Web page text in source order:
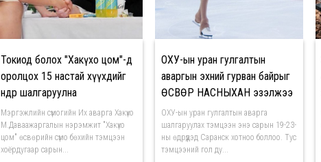
Токиод болох "Хакүхо цом"-д
оролцох 15 настай хүүхдийг
өнөөдөр шалгаруулна
Мэргэжлийн сүмогийн Их аварга Хакүхо
М.Даваажаргалын нэрэмжит "Хакүхо
цом" өсвөрийн сүмо бөхийн тэмцээн
хоёрдугаар сарын...
ОХУ-ын уран гулгалтын
аваргын эхний гурван байрыг
ӨСВӨР НАСНЫХАН эзэлжээ
ОХУ-ын уран гулгалтын аварга
шалгаруулах тэмцээн энэ сарын 19-23-
ны өдрүүдэд Саранск хотноо боллоо. Тус
тэмцээний гол ду...